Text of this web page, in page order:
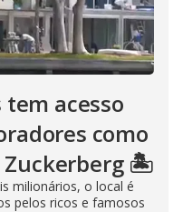
acesso
como
Zuckerberg 🏝️
milionários, o local é
pelos ricos e famosos